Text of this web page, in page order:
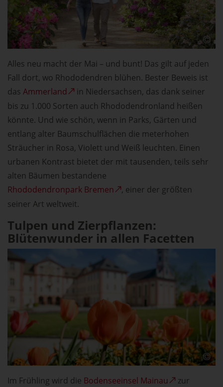
Alles neu macht der Mai – und bunt! Das gilt auf jeden
Fall dort, wo Rhododendren blühen. Bester Beweis ist
das Ammerland
in Niedersachsen, das dank seiner
bis zu 1.000 Sorten auch Rhododendronland heißen
könnte. Und wie schön, wenn in Parks, Gärten und
entlang alter Baumschulflächen die meterhohen
Sträucher in Rosa, Violett und Weiß leuchten. Einen
urbanen Kontrast bietet der mit tausenden, teils sehr
alten Bäumen bestandene
Rhododendronpark Bremen
, einer der größten
seiner Art weltweit.
Tulpen und Zierpflanzen:
Blütenwunder in allen Facetten
Im Frühling wird die Bodenseeinsel Mainau
zur